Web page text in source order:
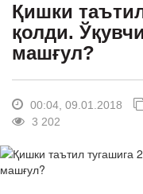
ЖАМИЯТ
ОЛАМ
ШОУ-БИЗНЕС
Премьера
Қишки
қолди.
машғул?
00:04, 09.01.2018
3 202